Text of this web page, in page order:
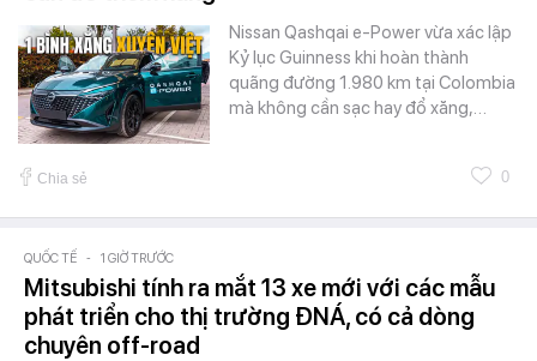
Nissan Qashqai e-Power vừa xác lập
Kỷ lục Guinness khi hoàn thành
quãng đường 1.980 km tại Colombia
mà không cần sạc hay đổ xăng,…
Chia sẻ 0
QUỐC TẾ - 1 GIỜ TRƯỚC
Mitsubishi tính ra mắt 13 xe mới với các mẫu
phát triển cho thị trường ĐNÁ, có cả dòng
chuyên off-road